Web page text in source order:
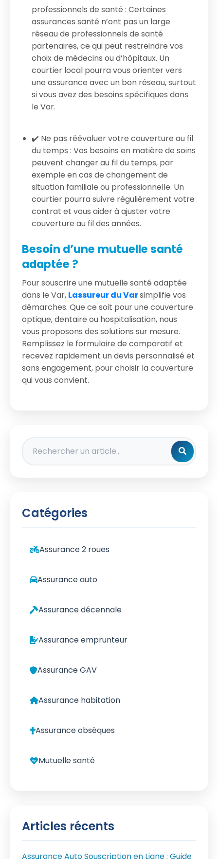
professionnels de santé : Certaines
assurances santé n’ont pas un large
réseau de professionnels de santé
partenaires, ce qui peut restreindre vos
choix de médecins ou d’hôpitaux. Un
courtier local pourra vous orienter vers
une assurance avec un bon réseau, surtout
si vous avez des besoins spécifiques dans
le Var.
✔️ Ne pas réévaluer votre couverture au fil
du temps : Vos besoins en matière de soins
peuvent changer au fil du temps, par
exemple en cas de changement de
situation familiale ou professionnelle. Un
courtier pourra suivre régulièrement votre
contrat et vous aider à ajuster votre
couverture au fil des années.
Besoin d’une mutuelle santé
adaptée ?
Pour souscrire une mutuelle santé adaptée
dans le Var, Lassureur du Varsimplifie vos
démarches. Que ce soit pour une couverture
optique, dentaire ou hospitalisation, nous
vous proposons des solutions sur mesure.
Remplissez le formulaire de comparatif et
recevez rapidement un devis personnalisé et
sans engagement, pour choisir la couverture
qui vous convient.
Catégories
Assurance 2 roues
Assurance auto
Assurance décennale
Assurance emprunteur
Assurance GAV
Assurance habitation
Assurance obsèques
Mutuelle santé
Articles récents
Assurance Auto Souscription en Ligne : Guide